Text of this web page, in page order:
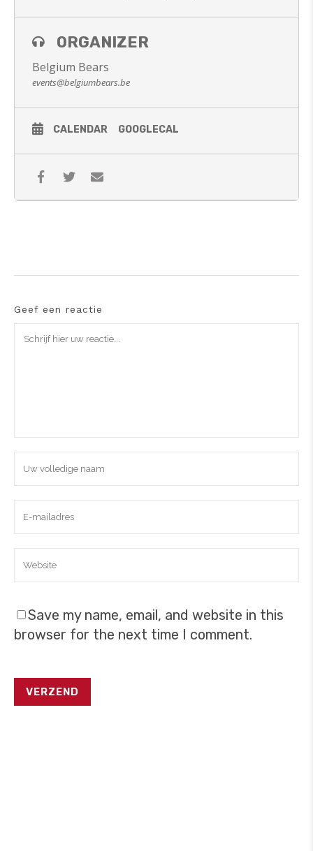
ORGANIZER
Belgium Bears
events@belgiumbears.be
CALENDAR GOOGLECAL
Geef een reactie
Save my name, email, and website in this
browser for the next time I comment.